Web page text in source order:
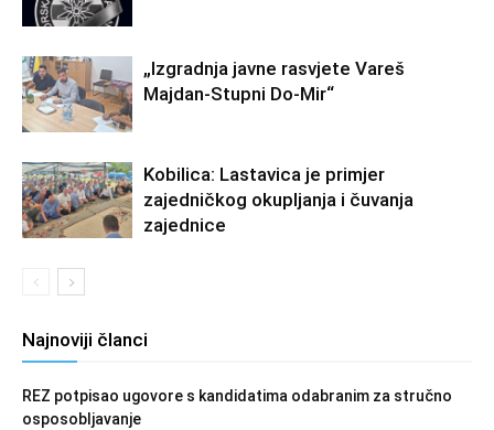
„Izgradnja javne rasvjete Vareš
Majdan-Stupni Do-Mir“
Kobilica: Lastavica je primjer
zajedničkog okupljanja i čuvanja
zajednice
Najnoviji članci
REZ potpisao ugovore s kandidatima odabranim za stručno
osposobljavanje